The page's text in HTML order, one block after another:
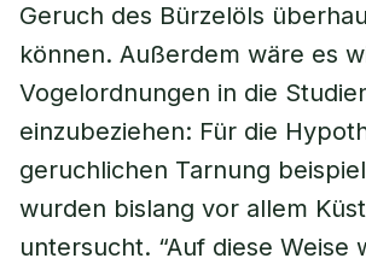
Geruch des Bürzelöls
können. Außerdem wäre es
Vogelordnungen in die
einzubeziehen: Für die
geruchlichen Tarnung
wurden bislang vor allem
untersucht. “Auf diese Weise